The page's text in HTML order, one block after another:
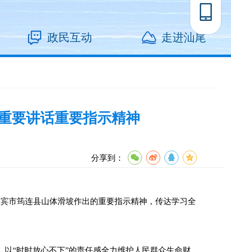
政民互动 走进汕尾
要讲话重要指示精神
分享到：
筠连县山体滑坡作出的重要指示精神，传达学习全
“时时放心不下”的责任感全力维护人民群众生命财